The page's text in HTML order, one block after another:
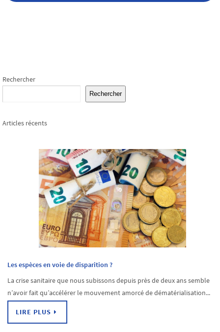
Rechercher
Rechercher
Articles récents
Les espèces en voie de disparition ?
La crise sanitaire que nous subissons depuis près de deux ans semble
n’avoir fait qu’accélérer le mouvement amorcé de dématérialisation...
LIRE PLUS